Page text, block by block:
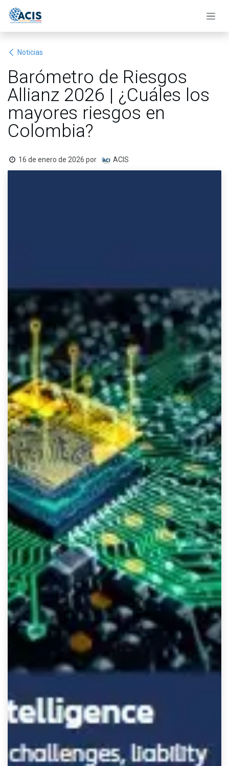
Noticias
Barómetro de Riesgos
Allianz 2026 | ¿Cuáles los
mayores riesgos en
Colombia?
16 de enero de 2026 por ACIS